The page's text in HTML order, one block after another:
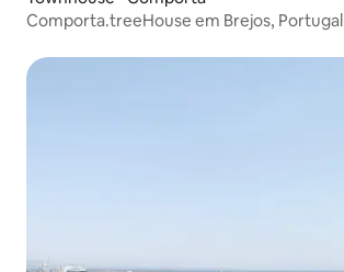
Comporta.treeHouse em Brejos, Portugal